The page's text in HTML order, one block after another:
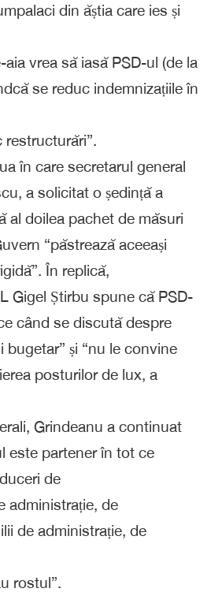
din ăștia care ies și
vrea să iasă PSD-ul (de la
se reduc indemnizațiile în
restructurări”.
în care secretarul general
a solicitat o ședință a
al doilea pachet de măsuri
“păstrează aceeași
În replică,
Gigel Știrbu spune că PSD-
când se discută despre
bugetar” și “nu le convine
posturilor de lux, a
Grindeanu a continuat
este partener în tot ce
de
administrație, de
de administrație, de
rostul”.